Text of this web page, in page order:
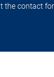
the contact